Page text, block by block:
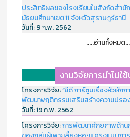
ประสิทธิผลของโรงเรียนในสังกัดสำนั
มัธยมศึกษาเขต 11 จังหวัดสุราษฎร์ธานี
วันที่:9 ก.พ. 2562
.....อ่านทั้งหมด
งานวิจัยการนำไปใ
โครงการวิจัย:“ซีดี การ์ตูนเรื่องหัวผักก
พัฒนาพฤติกรรมเสริมสร้างความปรอ
วันที่:19 ก.พ. 2562
โครงการวิจัย:การพัฒนาศักยภาพด้าน